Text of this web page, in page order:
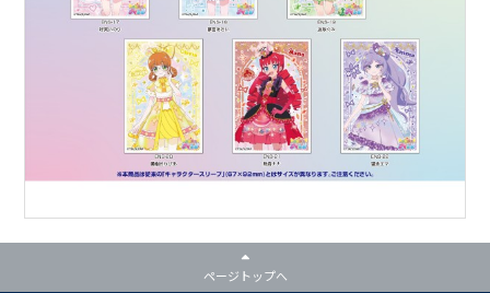
ページトップへ